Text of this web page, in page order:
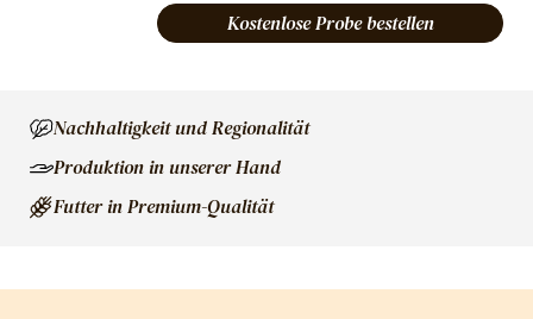
Kostenlose Probe bestellen
Nachhaltigkeit und Regionalität
Produktion in unserer Hand
Futter in Premium-Qualität